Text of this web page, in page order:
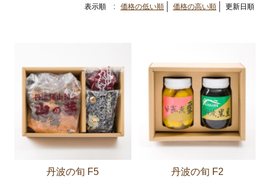
佃煮・惣菜・調味料
表示順 : 価格の低い順 価格の高い順 更新日順
丹波の旬 F5 丹波の旬 F2